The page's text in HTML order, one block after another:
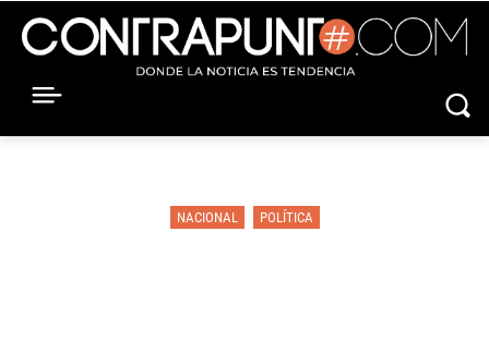
NACIONAL POLÍTICA